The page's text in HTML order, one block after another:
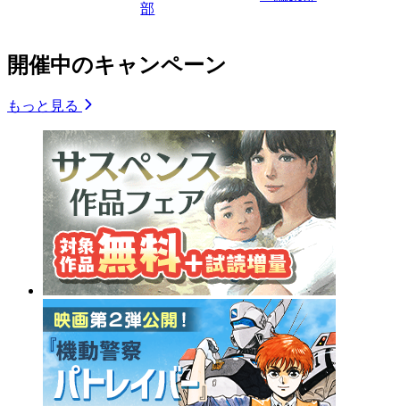
部
開催中のキャンペーン
もっと見る